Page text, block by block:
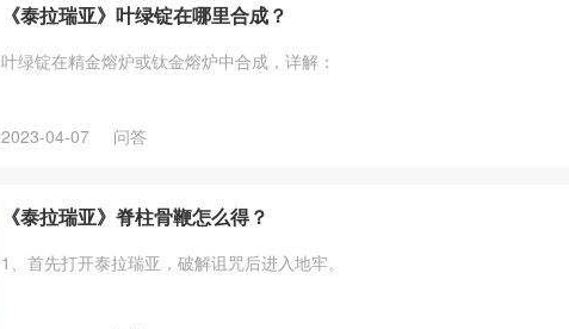
《泰拉瑞亚》叶绿锭在哪里合成？
叶绿锭在精金熔炉或钛金熔炉中合成，详解：
2023-04-07 问答
《泰拉瑞亚》脊柱骨鞭怎么得？
1、首先打开泰拉瑞亚，破解诅咒后进入地牢。